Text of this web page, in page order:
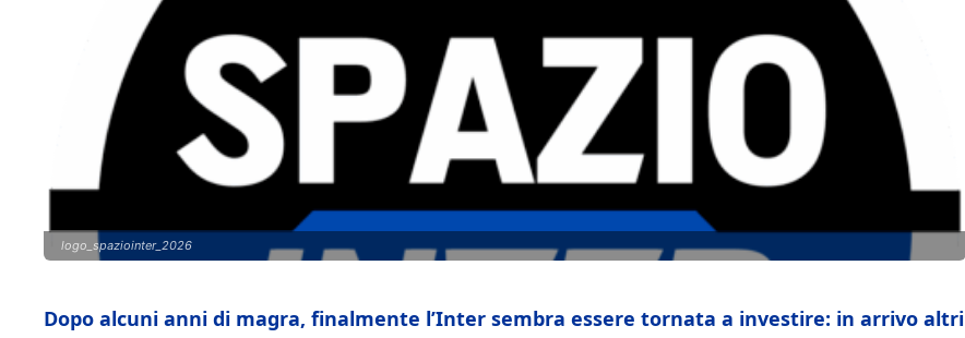
logo_spaziointer_2026
Dopo alcuni anni di magra, finalmente l’Inter sembra essere tornata a investire: in arrivo altri